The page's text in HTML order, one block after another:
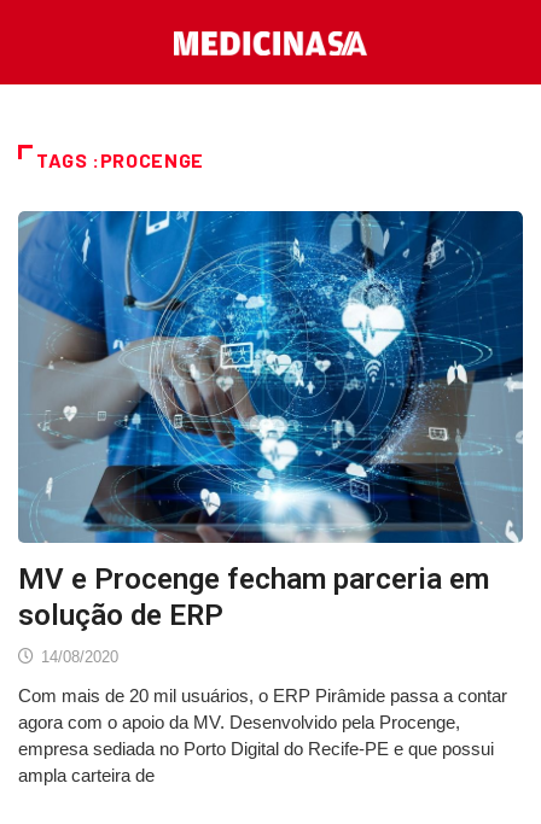
TAGS :PROCENGE
MV e Procenge fecham parceria em
solução de ERP
14/08/2020
Com mais de 20 mil usuários, o ERP Pirâmide passa a contar
agora com o apoio da MV. Desenvolvido pela Procenge,
empresa sediada no Porto Digital do Recife-PE e que possui
ampla carteira de